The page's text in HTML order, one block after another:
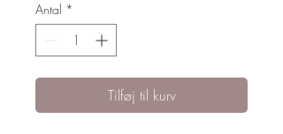
Antal *
Tilføj til kurv